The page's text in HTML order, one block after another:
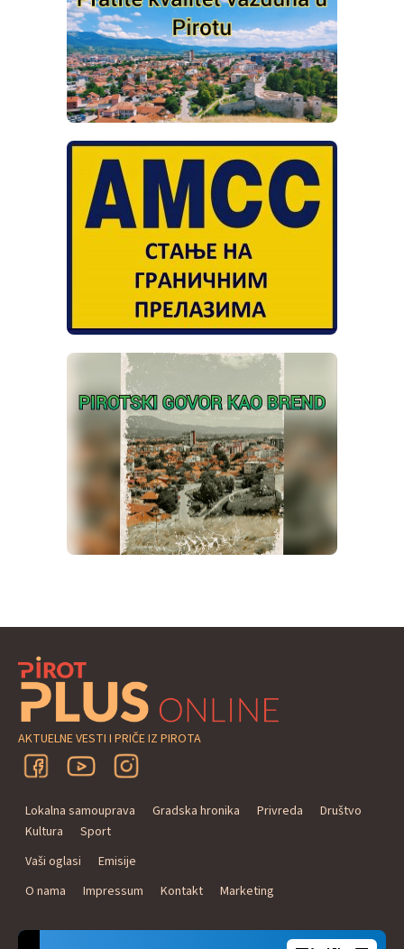
AKTUELNE VESTI I PRIČE IZ PIROTA
Lokalna samouprava Gradska hronika Privreda
Društvo
Kultura
Sport
Vaši oglasi
Emisije
O nama
Impressum Kontakt Marketing